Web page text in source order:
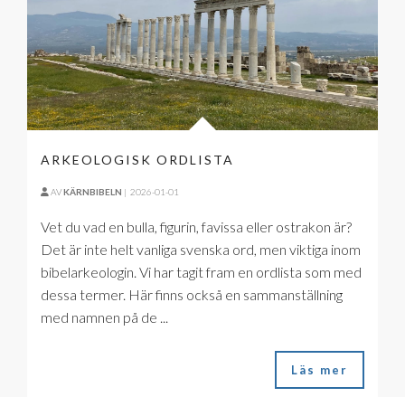
ARKEOLOGISK ORDLISTA
AVKÄRNBIBELN | 2026-01-01
Vet du vad en bulla, figurin, favissa eller ostrakon är?
Det är inte helt vanliga svenska ord, men viktiga inom
bibelarkeologin. Vi har tagit fram en ordlista som med
dessa termer. Här finns också en sammanställning
med namnen på de ...
Läs mer